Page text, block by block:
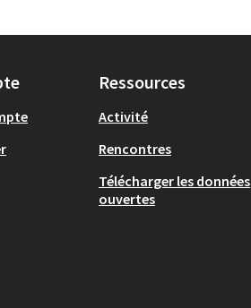
Ressources
Activité
Rencontres
Télécharger les données
ouvertes